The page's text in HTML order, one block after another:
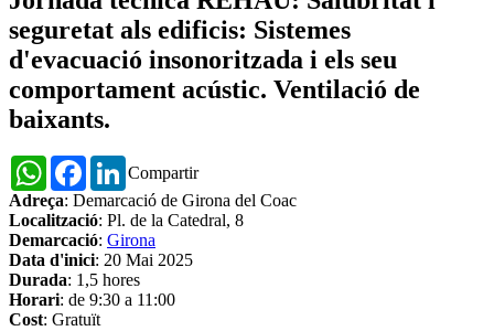
seguretat als edificis: Sistemes
d'evacuació insonoritzada i els seu
comportament acústic. Ventilació de
baixants.
Compartir
WhatsAppFacebookLinkedIn
Adreça: Demarcació de Girona del Coac
Localització: Pl. de la Catedral, 8
Demarcació: Girona
Data d'inici: 20 Mai 2025
Durada: 1,5 hores
Horari: de 9:30 a 11:00
Cost: Gratuït